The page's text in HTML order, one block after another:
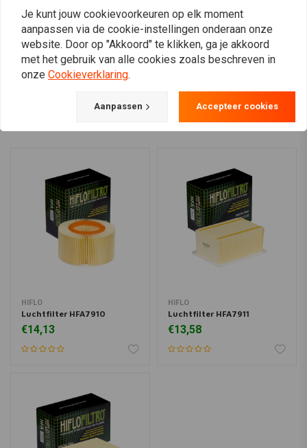
€379,94
HIFLO
Luchtfilter HFA7910
€14,13
HIFLO
Luchtfilter HFA7911
€13,58
Je kunt jouw cookievoorkeuren op elk moment
aanpassen via de cookie-instellingen onderaan onze
website. Door op "Akkoord" te klikken, ga je akkoord
met het gebruik van alle cookies zoals beschreven in
onze Cookieverklaring.
Aanpassen Accepteer cookies